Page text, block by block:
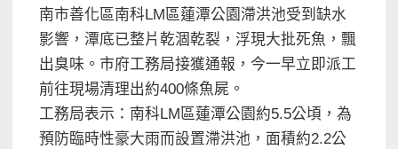
南市善化區南科LM區蓮潭公園滯洪池受到缺水
影響，潭底已整片乾涸乾裂，浮現大批死魚，飄
出臭味。市府工務局接獲通報，今一早立即派工
前往現場清理出約400條魚屍。
工務局表示：南科LM區蓮潭公園約5.5公頃，為
預防臨時性豪大雨而設置滯洪池，面積約2.2公